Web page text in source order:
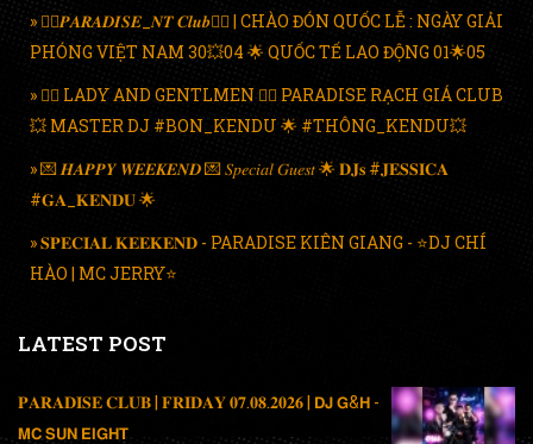
» ❤️‍🔥𝑷𝑨𝑹𝑨𝑫𝑰𝑺𝑬_𝑵𝑻 𝑪𝒍𝒖𝒃❤️‍🔥 | CHÀO ĐÓN QUỐC LỄ : NGÀY GIẢI
PHÓNG VIỆT NAM 30💥04 🌟 QUỐC TẾ LAO ĐỘNG 01🌟05
» ❤️‍🔥 LADY AND GENTLMEN ❤️‍🔥 PARADISE RẠCH GIÁ CLUB
💥 MASTER DJ #BON_KENDU 🌟 #THÔNG_KENDU💥
» 💌 𝑯𝑨𝑷𝑷𝒀 𝑾𝑬𝑬𝑲𝑬𝑵𝑫 💌 𝑆𝑝𝑒𝑐𝑖𝑎𝑙 𝐺𝑢𝑒𝑠𝑡 🌟 𝐃𝐉𝐬 #𝐉𝐄𝐒𝐒𝐈𝐂𝐀
#𝐆𝐀_𝐊𝐄𝐍𝐃𝐔 🌟
» 𝐒𝐏𝐄𝐂𝐈𝐀𝐋 𝐊𝐄𝐄𝐊𝐄𝐍𝐃 - PARADISE KIÊN GIANG - ⭐️DJ CHÍ
HÀO | MC JERRY⭐️
LATEST POST
𝐏𝐀𝐑𝐀𝐃𝐈𝐒𝐄 𝐂𝐋𝐔𝐁 | 𝐅𝐑𝐈𝐃𝐀𝐘 𝟎𝟕.𝟎𝟖.𝟐𝟎𝟐𝟔 | 𝗗𝗝 𝗚&𝗛 -
𝗠𝗖 𝗦𝗨𝗡 𝗘𝗜𝗚𝗛𝗧